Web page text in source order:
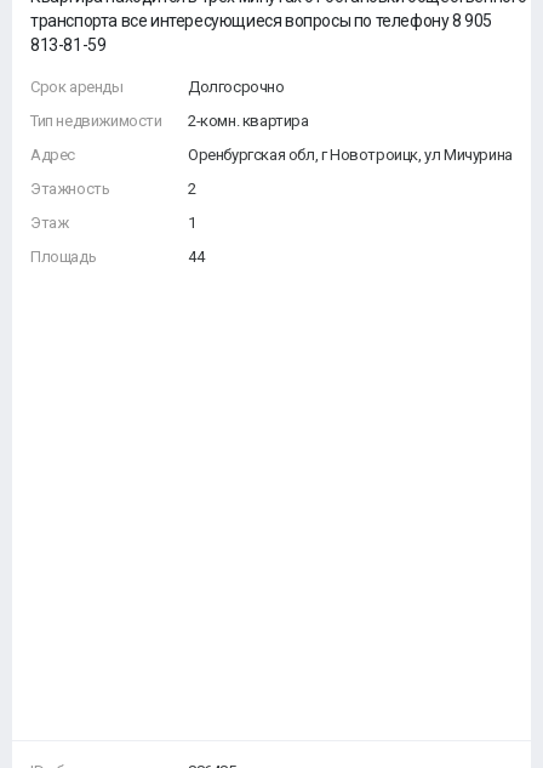
транспорта все интересующиеся вопросы по телефону 8 905
813-81-59
Срок аренды
Тип недвижимости
Адрес
Этажность
Этаж
Площадь
Долгосрочно
2-комн. квартира
Оренбургская обл, г Новотроицк, ул Мичурина
2
1
44